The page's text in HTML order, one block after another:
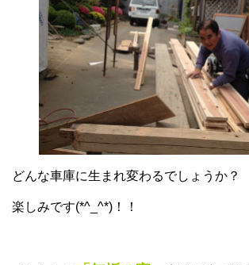
どんな車庫に生まれ変わるでしょうか？
楽しみです(*^_^*)！！